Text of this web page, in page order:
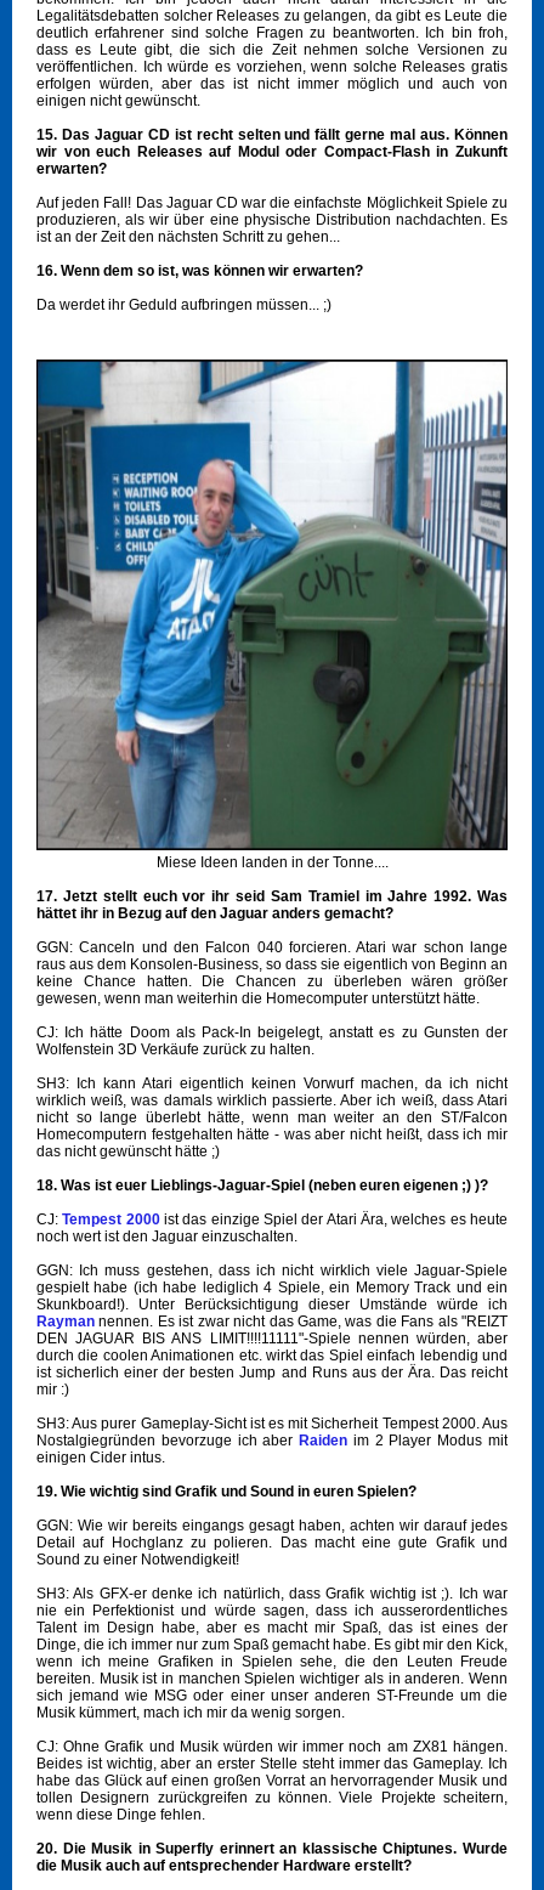
Legalitätsdebatten solcher Releases zu gelangen, da gibt es Leute die
deutlich erfahrener sind solche Fragen zu beantworten. Ich bin froh,
dass es Leute gibt, die sich die Zeit nehmen solche Versionen zu
veröffentlichen. Ich würde es vorziehen, wenn solche Releases gratis
erfolgen würden, aber das ist nicht immer möglich und auch von
einigen nicht gewünscht.
15. Das Jaguar CD ist recht selten und fällt gerne mal aus. Können
wir von euch Releases auf Modul oder Compact-Flash in Zukunft
erwarten?
Auf jeden Fall! Das Jaguar CD war die einfachste Möglichkeit Spiele zu
produzieren, als wir über eine physische Distribution nachdachten. Es
ist an der Zeit den nächsten Schritt zu gehen...
16. Wenn dem so ist, was können wir erwarten?
Da werdet ihr Geduld aufbringen müssen... ;)
Miese Ideen landen in der Tonne....
17. Jetzt stellt euch vor ihr seid Sam Tramiel im Jahre 1992. Was
hättet ihr in Bezug auf den Jaguar anders gemacht?
GGN: Canceln und den Falcon 040 forcieren. Atari war schon lange
raus aus dem Konsolen-Business, so dass sie eigentlich von Beginn an
keine Chance hatten. Die Chancen zu überleben wären größer
gewesen, wenn man weiterhin die Homecomputer unterstützt hätte.
CJ: Ich hätte Doom als Pack-In beigelegt, anstatt es zu Gunsten der
Wolfenstein 3D Verkäufe zurück zu halten.
SH3: Ich kann Atari eigentlich keinen Vorwurf machen, da ich nicht
wirklich weiß, was damals wirklich passierte. Aber ich weiß, dass Atari
nicht so lange überlebt hätte, wenn man weiter an den ST/Falcon
Homecomputern festgehalten hätte - was aber nicht heißt, dass ich mir
das nicht gewünscht hätte ;)
18. Was ist euer Lieblings-Jaguar-Spiel (neben euren eigenen ;) )?
CJ:Tempest 2000ist das einzige Spiel der Atari Ära, welches es heute
noch wert ist den Jaguar einzuschalten.
GGN: Ich muss gestehen, dass ich nicht wirklich viele Jaguar-Spiele
gespielt habe (ich habe lediglich 4 Spiele, ein Memory Track und ein
Skunkboard!). Unter Berücksichtigung dieser Umstände würde ich
Rayman nennen. Es ist zwar nicht das Game, was die Fans als "REIZT
DEN JAGUAR BIS ANS LIMIT!!!!11111"-Spiele nennen würden, aber
durch die coolen Animationen etc. wirkt das Spiel einfach lebendig und
ist sicherlich einer der besten Jump and Runs aus der Ära. Das reicht
mir :)
SH3: Aus purer Gameplay-Sicht ist es mit Sicherheit Tempest 2000. Aus
Nostalgiegründen bevorzuge ich aber Raiden im 2 Player Modus mit
einigen Cider intus.
19. Wie wichtig sind Grafik und Sound in euren Spielen?
GGN: Wie wir bereits eingangs gesagt haben, achten wir darauf jedes
Detail auf Hochglanz zu polieren. Das macht eine gute Grafik und
Sound zu einer Notwendigkeit!
SH3: Als GFX-er denke ich natürlich, dass Grafik wichtig ist ;). Ich war
nie ein Perfektionist und würde sagen, dass ich ausserordentliches
Talent im Design habe, aber es macht mir Spaß, das ist eines der
Dinge, die ich immer nur zum Spaß gemacht habe. Es gibt mir den Kick,
wenn ich meine Grafiken in Spielen sehe, die den Leuten Freude
bereiten. Musik ist in manchen Spielen wichtiger als in anderen. Wenn
sich jemand wie MSG oder einer unser anderen ST-Freunde um die
Musik kümmert, mach ich mir da wenig sorgen.
CJ: Ohne Grafik und Musik würden wir immer noch am ZX81 hängen.
Beides ist wichtig, aber an erster Stelle steht immer das Gameplay. Ich
habe das Glück auf einen großen Vorrat an hervorragender Musik und
tollen Designern zurückgreifen zu können. Viele Projekte scheitern,
wenn diese Dinge fehlen.
20. Die Musik in Superfly erinnert an klassische Chiptunes. Wurde
die Musik auch auf entsprechender Hardware erstellt?